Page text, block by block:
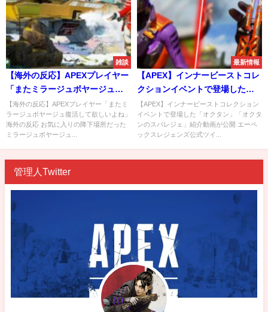
雑談
【海外の反応】APEXプレイヤー
「またミラージュボヤージュ復
活して欲しいよね」
【海外の反応】APEXプレイヤー「またミ
ラージュボヤージュ復活して欲しいよね」
海外の反応 お気に入りの降下場所だった
ミラージュボヤージュ...
最新情報
【APEX】インナービーストコレ
クションイベントで登場した
「オクタン」「オクタンのスパ
レジェ」紹介動画が公開
【APEX】インナービーストコレクション
イベントで登場した「オクタン」「オクタ
ンのスパレジェ」紹介動画が公開 エーペ
ックスレジェンズ公式ツイ...
管理人Twitter